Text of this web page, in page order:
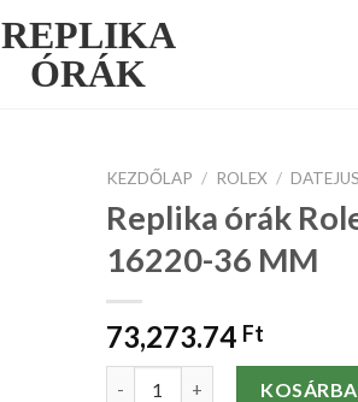
REPLIKA
ÓRÁK
KEZDŐLAP / ROLEX /
Replika órák
16220-36 MM
73,273.74 Ft
Replika órák Rolex Datejust